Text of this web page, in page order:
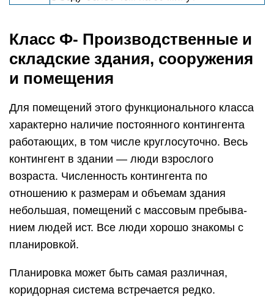
Класс Ф- Производственные и
складские здания, сооружения
и помещения
Для помещений этого функционального класса
характерно наличие постоянного кон­тингента
работающих, в том числе круглосуточно. Весь
контингент в зда­нии — люди взрослого
возраста. Численность контингента по
отношению к размерам и объемам здания
небольшая, помещений с массовым пребыва­
нием людей ист. Все люди хорошо знакомы с
планировкой.
Планировка может быть самая различная,
коридорная система встречается редко.